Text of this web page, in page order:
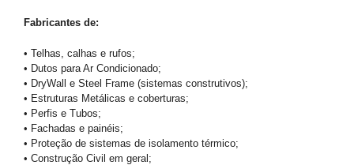
Fabricantes de:
• Telhas, calhas e rufos;
• Dutos para Ar Condicionado;
• DryWall e Steel Frame (sistemas construtivos);
• Estruturas Metálicas e coberturas;
• Perfis e Tubos;
• Fachadas e painéis;
• Proteção de sistemas de isolamento térmico;
• Construção Civil em geral;